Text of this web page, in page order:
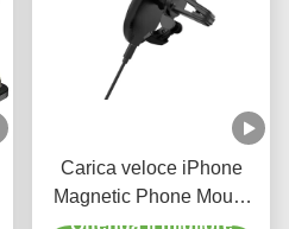
Carica veloce iPhone
Magnetic Phone Mount
Wireless Mobile Holder
Ottenga il migliore